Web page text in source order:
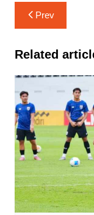
แนะแนว
เรื่อง
Prev
Related